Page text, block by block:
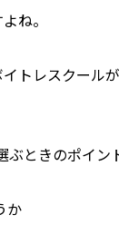
ね。
トレスクール
ぶときのポイン
か